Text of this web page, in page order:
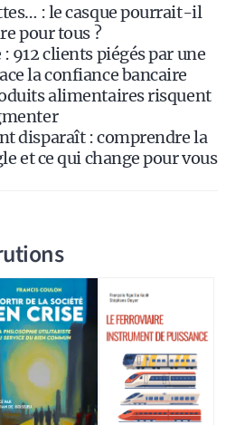
: le casque pourrait-il
pour tous ?
912 clients piégés par une
la confiance bancaire
alimentaires risquent
disparaît : comprendre la
et ce qui change pour vous